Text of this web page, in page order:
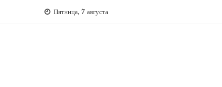
Пятница, 7 августа